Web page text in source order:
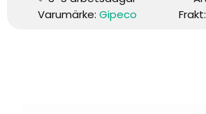
Varumärke: Gipeco
Gipeco